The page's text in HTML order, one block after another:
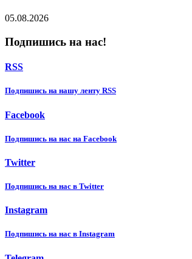
05.08.2026
Подпишись на нас!
RSS
Подпишиcь на нашу ленту RSS
Facebook
Подпишиcь на нас на Facebook
Twitter
Подпишиcь на нас в Twitter
Instagram
Подпишиcь на нас в Instagram